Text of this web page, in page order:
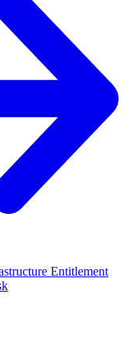
Entitlement